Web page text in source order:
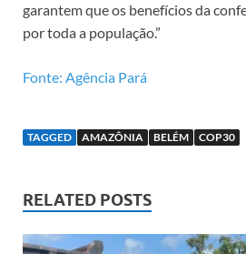
garantem que os benefícios da
por toda a população.”
Fonte: Agência Pará
TAGGED AMAZÔNIA BELÉM COP30
RELATED POSTS